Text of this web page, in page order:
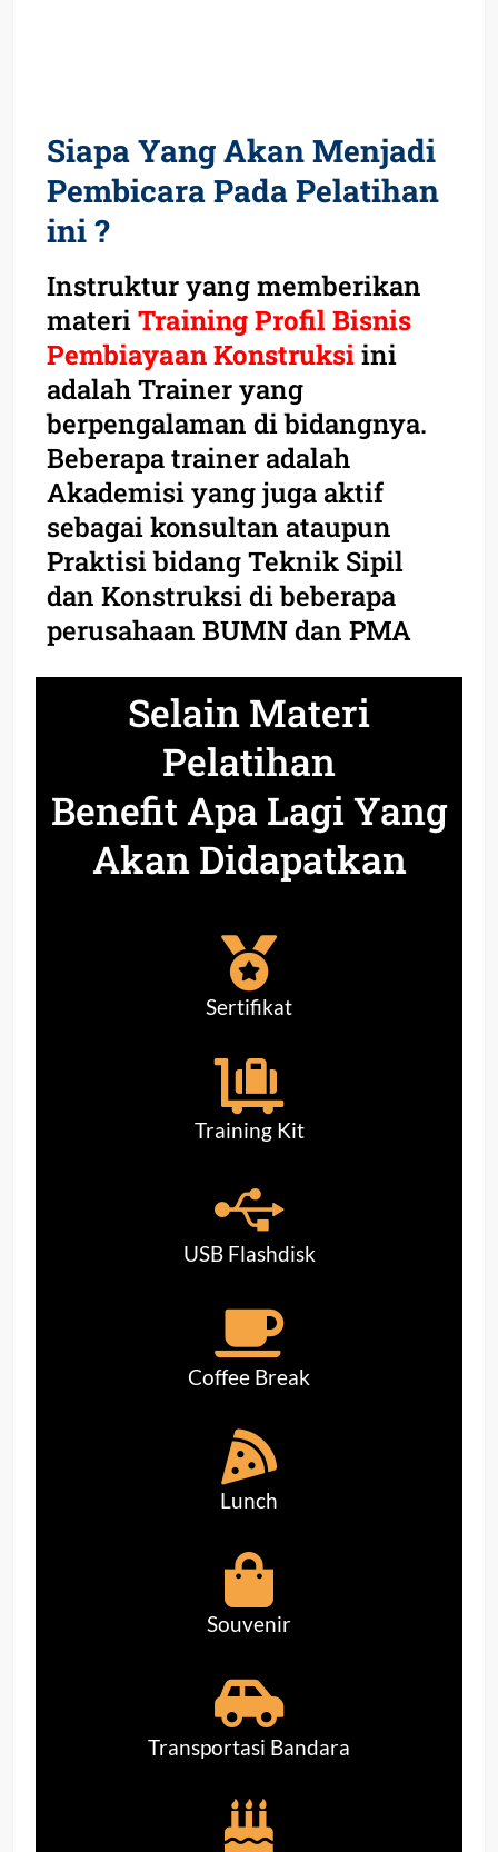
Siapa Yang Akan Menjadi
Pembicara Pada Pelatihan
ini ?
Instruktur yang memberikan
materiTraining Profil Bisnis
Pembiayaan Konstruksiini
adalah Trainer yang
berpengalaman di bidangnya.
Beberapa trainer adalah
Akademisi yang juga aktif
sebagai konsultan ataupun
Praktisi bidang Teknik Sipil
dan Konstruksi di beberapa
perusahaan BUMN dan PMA
Selain Materi
Pelatihan
Benefit Apa Lagi Yang
Akan Didapatkan
Sertifikat
Training Kit
USB Flashdisk
Coffee Break
Lunch
Souvenir
Transportasi Bandara